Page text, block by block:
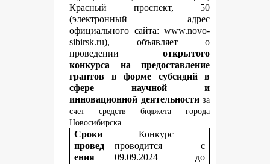
Красный проспект, 50
(электронный адрес
официального сайта: www.novo-
sibirsk.ru), объявляет о
проведении открытого
конкурса на предоставление
грантов в форме субсидий в
сфере научной и
инновационной деятельностиза
счет средств бюджета города
Новосибирска.
Сроки
провед
ения
Конкурс
проводится с
09.09.2024 до